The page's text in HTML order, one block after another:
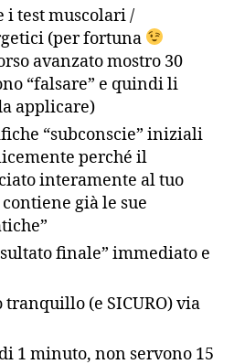
i test muscolari /
(per fortuna
avanzato mostro 30
“falsare” e quindi li
applicare)
“subconscie” iniziali
perché il
interamente al tuo
contiene già le sue
finale” immediato e
(e SICURO) via
1 minuto, non servono 15